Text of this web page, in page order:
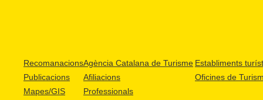
Recomanacions
Publicacions
Mapes/GIS
Agència Catalana de Turisme
Afiliacions
Professionals
Establiments
Oficines de